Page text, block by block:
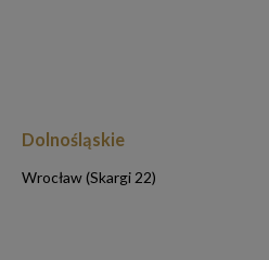
Dolnośląskie
Wrocław (Skargi 22)